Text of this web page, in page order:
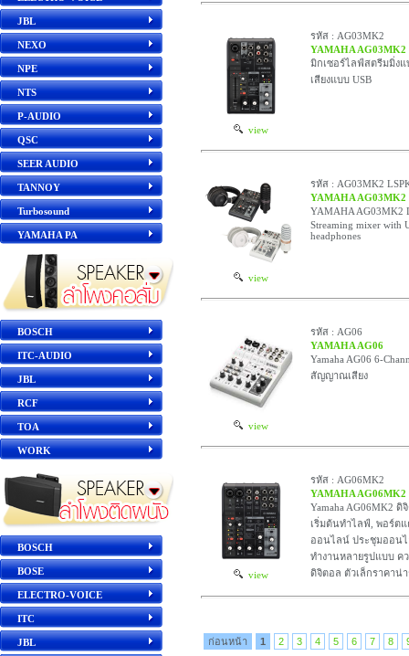
JBL
NEXO
NPE
NTS
P-AUDIO
QSC
SEER AUDIO
TANNOY
Turbosound
YAMAHA PA
BOSCH
ITC-AUDIO
JBL
RCF
TOA
WORK
BOSCH
BOSE
ELECTRO-VOICE
ITC
JBL
view
รหัส : AG03MK2
YAMAHA AG03MK2
มิกเซอร์ไลฟ์สตรีมมิ่ง
เสียงแบบ USB
view
รหัส : AG03MK2
YAMAHA AG03MK2
YAMAHA
Streaming mixer with
headphones
view
รหัส : AG06
YAMAHA AG06
Yamaha AG06 6-
สัญญาณเสียง
view
รหัส : AG06MK2
YAMAHA AG06MK2
Yamaha AG06MK2
เริ่มต้นทำไลฟ์, พอร์ต
ออนไลน์ ประชุมออนไ
ทำงานหลายรูปแบบ คว
ดิจิตอล ตัวเล็กราคาน่
ก่อนหน้า 1 2 3 4 5 6 7 8